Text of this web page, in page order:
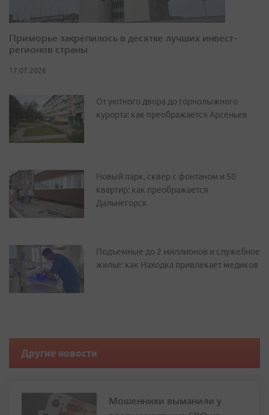
Приморье закрепилось в десятке лучших инвест-
регионов страны
17.07.2026
От уютного двора до горнолыжного
курорта: как преображается Арсеньев
Новый парк, сквер с фонтаном и 50
квартир: как преображается
Дальнегорск
Подъемные до 2 миллионов и служебное
жилье: как Находка привлекает медиков
Другие новости
Мошенники выманили у